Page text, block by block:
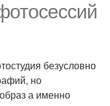
безусловно
но
а именно